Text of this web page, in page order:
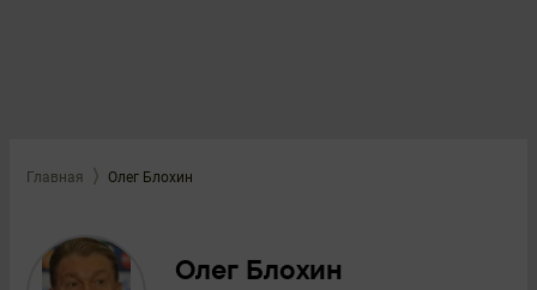
Главная Олег Блохин
Олег Блохин